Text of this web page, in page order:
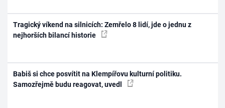
Tragický víkend na silnicích: Zemřelo 8 lidí, jde o jednu z
nejhorších bilancí historie
Babiš si chce posvítit na Klempířovu kulturní politiku.
Samozřejmě budu reagovat, uvedl